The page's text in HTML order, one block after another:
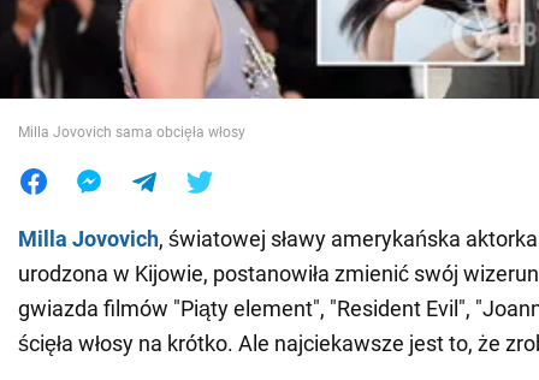
Świat
Jedzenie
Milla Jovovich sama obcięła włosy
Milla Jovovich, światowej sławy amerykańska
urodzona w Kijowie, postanowiła zmienić swój
gwiazda filmów "Piąty element", "Resident Evil",
ścięła włosy na krótko. Ale najciekawsze jest to, że